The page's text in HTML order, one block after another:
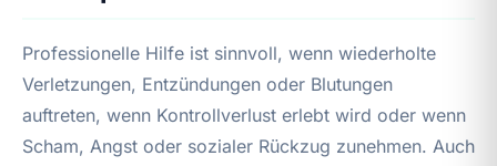
Professionelle Hilfe ist sinnvoll, wenn wiederholte
Verletzungen, Entzündungen oder Blutungen
auftreten, wenn Kontrollverlust erlebt wird oder wenn
Scham, Angst oder sozialer Rückzug zunehmen. Auch